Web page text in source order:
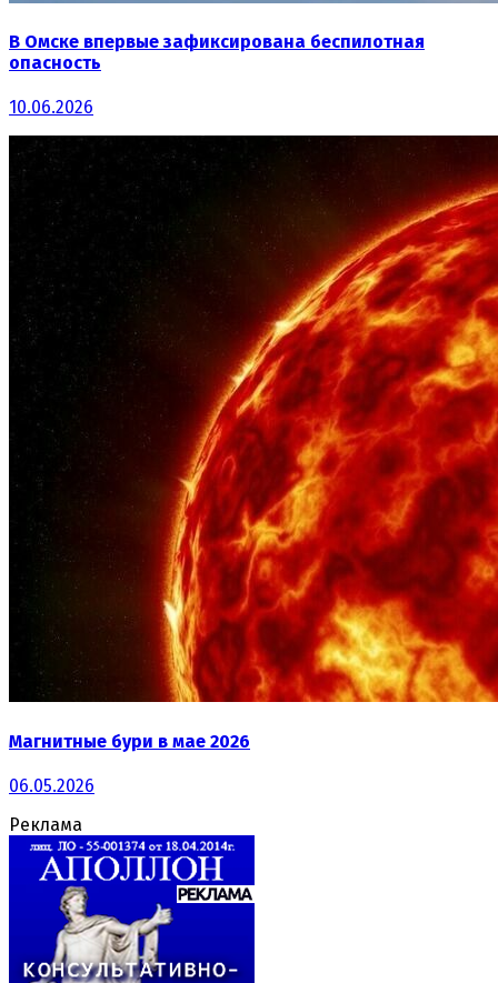
В Омске впервые зафиксирована беспилотная
опасность
10.06.2026
Магнитные бури в мае 2026
06.05.2026
Реклама